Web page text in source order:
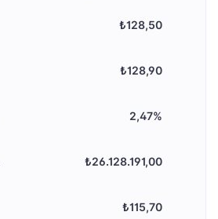
₺128,50
₺128,90
2,47%
₺26.128.191,00
₺115,70